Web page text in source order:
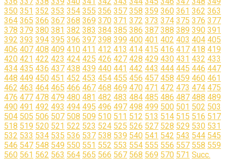
350 351 352 353 354 355 356 357 358 359 360 361 362 363
364 365 366 367 368 369 370 371 372 373 374 375 376 377
378 379 380 381 382 383 384 385 386 387 388 389 390 391
392 393 394 395 396 397 398 399 400 401 402 403 404 405
406 407 408 409 410 411 412 413 414 415 416 417 418 419
420 421 422 423 424 425 426 427 428 429 430 431 432 433
434 435 436 437 438 439 440 441 442 443 444 445 446 447
448 449 450 451 452 453 454 455 456 457 458 459 460 461
462 463 464 465 466 467 468 469 470 471 472 473 474 475
476 477 478 479 480 481 482 483 484 485 486 487 488 489
490 491 492 493 494 495 496 497 498 499 500 501 502 503
504 505 506 507 508 509 510 511 512 513 514 515 516 517
518 519 520 521 522 523 524 525 526 527 528 529 530 531
532 533 534 535 536 537 538 539 540 541 542 543 544 545
546 547 548 549 550 551 552 553 554 555 556 557 558 559
560 561 562 563 564 565 566 567 568 569 570 571 Succ.